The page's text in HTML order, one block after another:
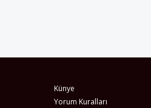
Künye
Yorum Kuralları